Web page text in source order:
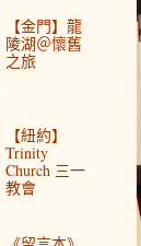
【金門】龍
陵湖＠懷舊
之旅
【紐約】
Trinity
Church 三一
教會